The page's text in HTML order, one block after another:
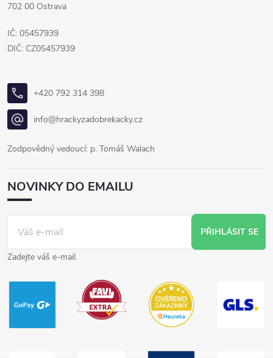
702 00 Ostrava
IČ: 05457939
DIČ: CZ05457939
+420 792 314 398
info@hrackyzadobrekacky.cz
Zodpovědný vedoucí: p. Tomáš Walach
NOVINKY DO EMAILU
PŘIHLÁSIT SE
Zadejte váš e-mail.